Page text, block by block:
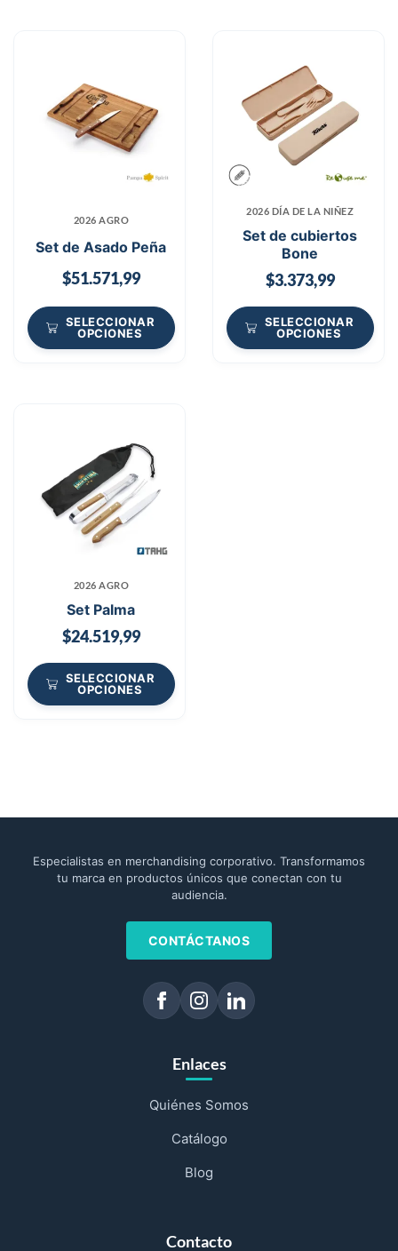
2026 AGRO
Set de Asado Peña
$51.571,99
SELECCIONAR
OPCIONES
2026 DÍA DE LA NIÑEZ
Set de cubiertos
Bone
$3.373,99
SELECCIONAR
OPCIONES
2026 AGRO
Set Palma
$24.519,99
SELECCIONAR
OPCIONES
Especialistas en merchandising corporativo. Transformamos
tu marca en productos únicos que conectan con tu
audiencia.
CONTÁCTANOS
Enlaces
Quiénes Somos
Catálogo
Blog
Contacto